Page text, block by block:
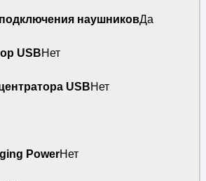
наушниковДа
USBНет
USBНет
PowerНет